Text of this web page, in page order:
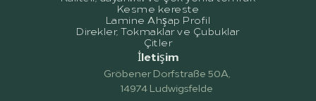
İletişim
Gröbener Dorfstraße 50A,
14974 Ludwigsfelde
Kesme kereste
Lamine Ahşap Profil
Direkler, Tokmaklar ve Çubuklar
Çitler